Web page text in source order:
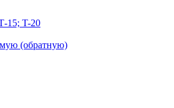
15; T-20
(обратную)